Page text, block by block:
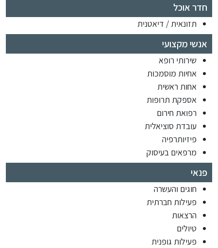
חדר אוכל
תזונאית / דיאטנית
אנשי מקצועי
שירותי רופא
אחיות מוסמכות
אחות ראשית
אספקת תרופות
רפואת חירום
עובדת סוציאלית
פיזיותרפיה
מרפאים בעיסוק
פנאי
חוגים והעשרה
פעילות חברתית
הרצאות
טיולים
פעילות גופנית